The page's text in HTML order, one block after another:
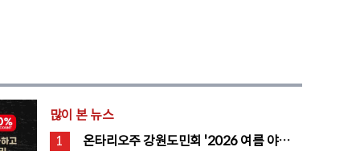
많이 본 뉴스
1
온타리오주 강원도민회 '2026 여름 야유